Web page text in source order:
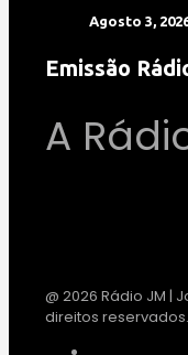
Agosto 3,
Emissão
A
@ 2026 Rádio JM |
direitos reservados.